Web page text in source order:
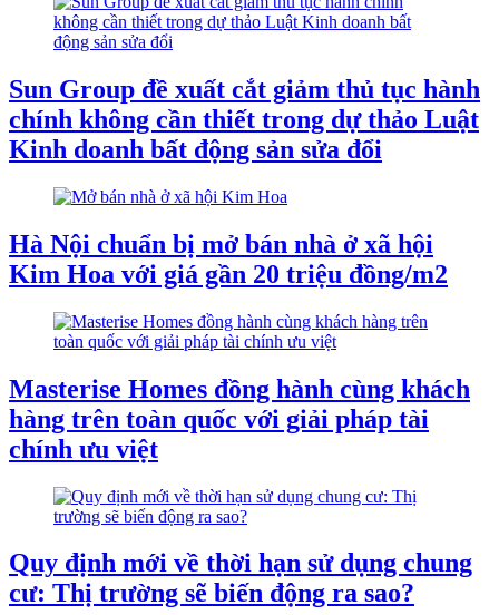
Sun Group đề xuất cắt giảm thủ tục hành
chính không cần thiết trong dự thảo Luật
Kinh doanh bất động sản sửa đổi
Hà Nội chuẩn bị mở bán nhà ở xã hội
Kim Hoa với giá gần 20 triệu đồng/m2
Masterise Homes đồng hành cùng khách
hàng trên toàn quốc với giải pháp tài
chính ưu việt
Quy định mới về thời hạn sử dụng chung
cư: Thị trường sẽ biến động ra sao?